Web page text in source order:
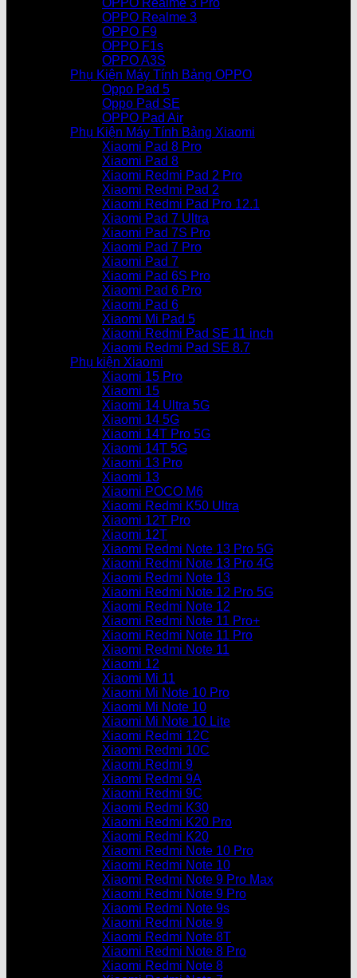
OPPO Realme 3 Pro
OPPO Realme 3
OPPO F9
OPPO F1s
OPPO A3S
Phụ Kiện Máy Tính Bảng OPPO
Oppo Pad 5
Oppo Pad SE
OPPO Pad Air
Phụ Kiện Máy Tính Bảng Xiaomi
Xiaomi Pad 8 Pro
Xiaomi Pad 8
Xiaomi Redmi Pad 2 Pro
Xiaomi Redmi Pad 2
Xiaomi Redmi Pad Pro 12.1
Xiaomi Pad 7 Ultra
Xiaomi Pad 7S Pro
Xiaomi Pad 7 Pro
Xiaomi Pad 7
Xiaomi Pad 6S Pro
Xiaomi Pad 6 Pro
Xiaomi Pad 6
Xiaomi Mi Pad 5
Xiaomi Redmi Pad SE 11 inch
Xiaomi Redmi Pad SE 8.7
Phụ kiện Xiaomi
Xiaomi 15 Pro
Xiaomi 15
Xiaomi 14 Ultra 5G
Xiaomi 14 5G
Xiaomi 14T Pro 5G
Xiaomi 14T 5G
Xiaomi 13 Pro
Xiaomi 13
Xiaomi POCO M6
Xiaomi Redmi K50 Ultra
Xiaomi 12T Pro
Xiaomi 12T
Xiaomi Redmi Note 13 Pro 5G
Xiaomi Redmi Note 13 Pro 4G
Xiaomi Redmi Note 13
Xiaomi Redmi Note 12 Pro 5G
Xiaomi Redmi Note 12
Xiaomi Redmi Note 11 Pro+
Xiaomi Redmi Note 11 Pro
Xiaomi Redmi Note 11
Xiaomi 12
Xiaomi Mi 11
Xiaomi Mi Note 10 Pro
Xiaomi Mi Note 10
Xiaomi Mi Note 10 Lite
Xiaomi Redmi 12C
Xiaomi Redmi 10C
Xiaomi Redmi 9
Xiaomi Redmi 9A
Xiaomi Redmi 9C
Xiaomi Redmi K30
Xiaomi Redmi K20 Pro
Xiaomi Redmi K20
Xiaomi Redmi Note 10 Pro
Xiaomi Redmi Note 10
Xiaomi Redmi Note 9 Pro Max
Xiaomi Redmi Note 9 Pro
Xiaomi Redmi Note 9s
Xiaomi Redmi Note 9
Xiaomi Redmi Note 8T
Xiaomi Redmi Note 8 Pro
Xiaomi Redmi Note 8